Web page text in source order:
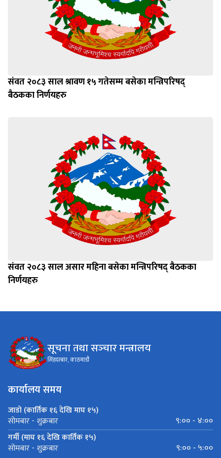
संवत २०८३ साल श्रावण १५ गतेसम्म बसेका मन्त्रिपरिषद्
बैठकका निर्णयहरु
संवत २०८३ साल असार महिना बसेका मन्त्रिपरिषद् बैठकका
निर्णयहरु
सूचना तथा सञ्‍चार मन्त्रालय
सिंहदरबार, काठमाडौं
कार्यालय समय
जाडो (कार्तिक १६ देखि माघ १५)
सोमबार - शुक्रबार
९:०० - ४:००
गर्मी (माघ १६ देखि कार्तिक १५)
सोमबार - शुक्रबार ९:०० - ५:००